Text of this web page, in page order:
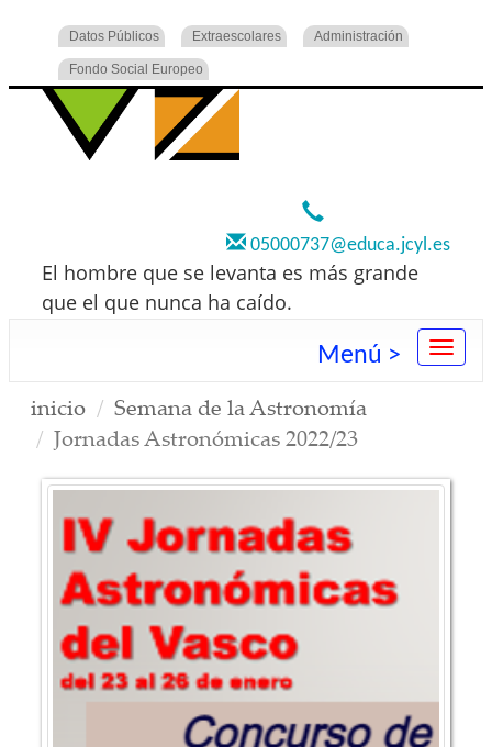
Datos Públicos Extraescolares Administración
Fondo Social Europeo
05000737@educa.jcyl.es
El hombre que se levanta es más grande
que el que nunca ha caído.
Menú >
inicio
Semana de la Astronomía
Jornadas Astronómicas 2022/23